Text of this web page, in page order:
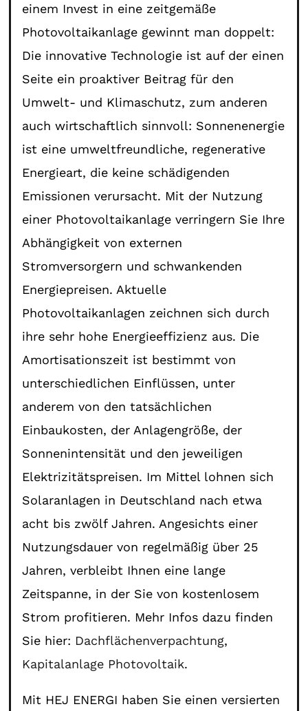
einem Invest in eine zeitgemäße
Photovoltaikanlage gewinnt man doppelt:
Die innovative Technologie ist auf der einen
Seite ein proaktiver Beitrag für den
Umwelt- und Klimaschutz, zum anderen
auch wirtschaftlich sinnvoll: Sonnenenergie
ist eine umweltfreundliche, regenerative
Energieart, die keine schädigenden
Emissionen verursacht. Mit der Nutzung
einer Photovoltaikanlage verringern Sie Ihre
Abhängigkeit von externen
Stromversorgern und schwankenden
Energiepreisen. Aktuelle
Photovoltaikanlagen zeichnen sich durch
ihre sehr hohe Energieeffizienz aus. Die
Amortisationszeit ist bestimmt von
unterschiedlichen Einflüssen, unter
anderem von den tatsächlichen
Einbaukosten, der Anlagengröße, der
Sonnenintensität und den jeweiligen
Elektrizitätspreisen. Im Mittel lohnen sich
Solaranlagen in Deutschland nach etwa
acht bis zwölf Jahren. Angesichts einer
Nutzungsdauer von regelmäßig über 25
Jahren, verbleibt Ihnen eine lange
Zeitspanne, in der Sie von kostenlosem
Strom profitieren. Mehr Infos dazu finden
Sie hier: Dachflächenverpachtung,
Kapitalanlage Photovoltaik.
Mit HEJ ENERGI haben Sie einen versierten